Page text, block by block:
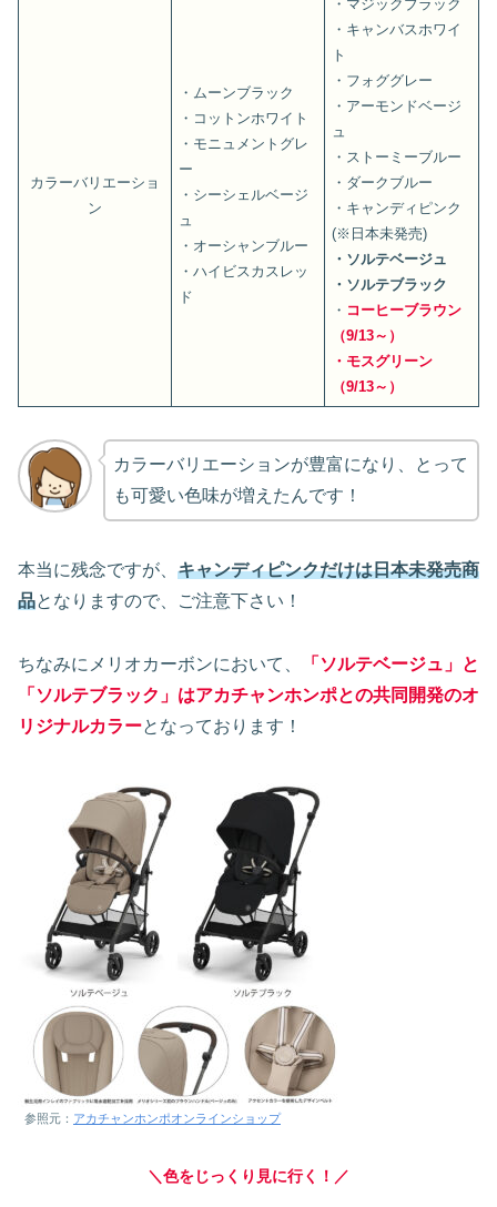
カラーバリエーショ
ン
・ムーンブラック
・コットンホワイト
・モニュメントグレ
ー
・シーシェルベージ
ュ
・オーシャンブルー
・ハイビスカスレッ
ド
・マジックブラック
・キャンバスホワイ
ト
・フォググレー
・アーモンドベージ
ュ
・ストーミーブルー
・ダークブルー
・キャンディピンク
(※日本未発売)
・ソルテベージュ
・ソルテブラック
・ コーヒーブラウン
（9/13～）
・モスグリーン
（9/13～）
カラーバリエーションが豊富になり、とって
も可愛い色味が増えたんです！
本当に残念ですが、 キャンディピンクだけは日本未発売商
品となりますので、ご注意下さい！
ちなみにメリオカーボンにおいて、 「ソルテベージュ」と
「ソルテブラック」はアカチャンホンポとの共同開発のオ
リジナルカラーとなっております！
参照元： アカチャンホンポオンラインショップ
＼色をじっくり見に行く！／